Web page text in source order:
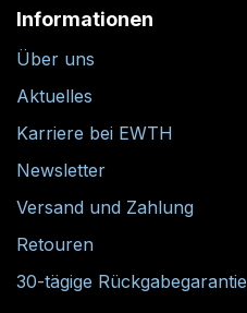
Informationen
Über uns
Aktuelles
Karriere bei EWTH
Newsletter
Versand und Zahlung
Retouren
30-tägige Rückgabegarantie